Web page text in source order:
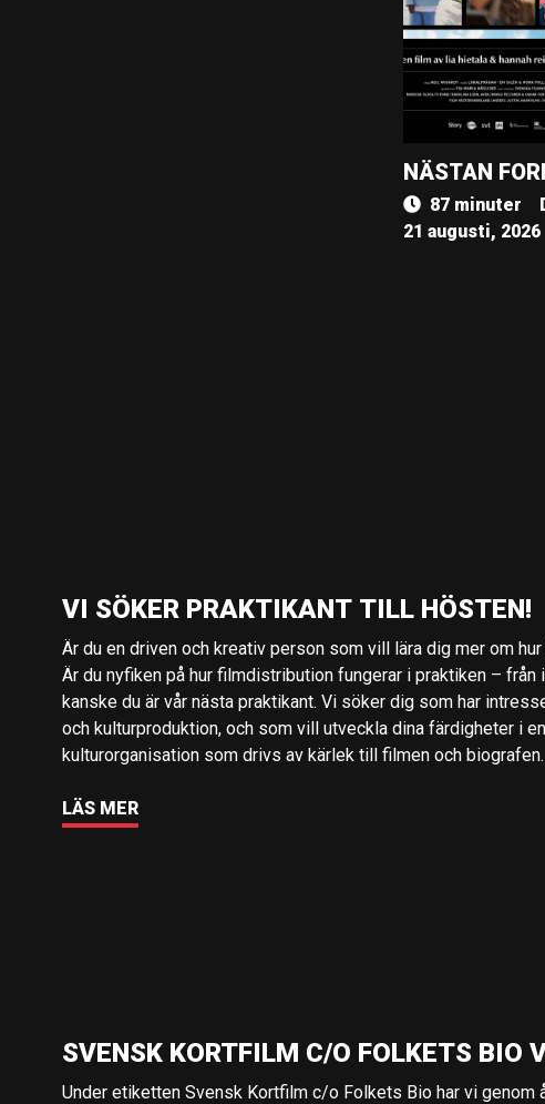
NÄSTAN
87 minuter
21 augusti, 2026
VI SÖKER PRAKTIKANT TILL HÖSTEN!
Är du en driven och kreativ person som vill lära dig mer om
Är du nyfiken på hur filmdistribution fungerar i praktiken – från
kanske du är vår nästa praktikant. Vi söker dig som har
och kulturproduktion, och som vill utveckla dina färdigheter i
kulturorganisation som drivs av kärlek till filmen och biografen.
LÄS MER
SVENSK KORTFILM C/O FOLKETS BIO
Under etiketten Svensk Kortfilm c/o Folkets Bio har vi genom